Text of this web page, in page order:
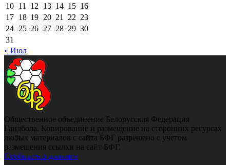
10 11 12 13 14 15 16
17 18 19 20 21 22 23
24 25 26 27 28 29 30
31
« Июл
Общественное объединение Белорусская Федерация
Гандбола. Копирование и размещение на сторонних ресурсах
любых материалов с сайта БФГ разрешено с учетом
размещения ссылки на сайт БФГ.
Сообщить о допинге